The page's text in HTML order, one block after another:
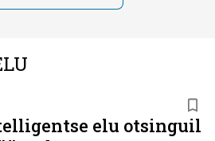
elu otsinguil